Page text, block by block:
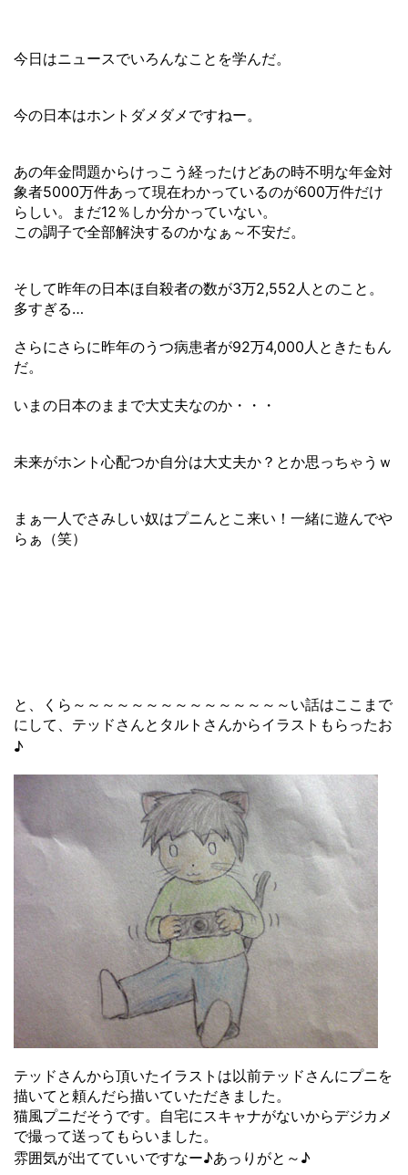
今日はニュースでいろんなことを学んだ。
今の日本はホントダメダメですねー。
あの年金問題からけっこう経ったけどあの時不明な年金対
象者5000万件あって現在わかっているのが600万件だけ
らしい。まだ12％しか分かっていない。
この調子で全部解決するのかなぁ～不安だ。
そして昨年の日本ほ自殺者の数が3万2,552人とのこと。
多すぎる…
さらにさらに昨年のうつ病患者が92万4,000人ときたもん
だ。
いまの日本のままで大丈夫なのか・・・
未来がホント心配つか自分は大丈夫か？とか思っちゃうｗ
まぁ一人でさみしい奴はプニんとこ来い！一緒に遊んでや
らぁ（笑）
と、くら～～～～～～～～～～～～～～～い話はここまで
にして、テッドさんとタルトさんからイラストもらったお
♪
テッドさんから頂いたイラストは以前テッドさんにプニを
描いてと頼んだら描いていただきました。
猫風プニだそうです。自宅にスキャナがないからデジカメ
で撮って送ってもらいました。
雰囲気が出てていいですなー♪あっりがと～♪